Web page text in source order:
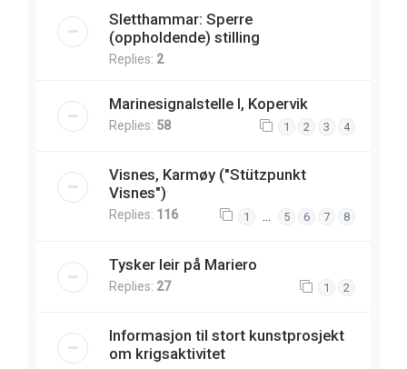
Sletthammar: Sperre
(oppholdende) stilling
Replies: 2
Marinesignalstelle I, Kopervik
Replies: 58 1 2 3 4
Visnes, Karmøy ("Stützpunkt
Visnes")
Replies: 116 1 5 6 7 8
Tysker leir på Mariero
Replies: 27 1 2
Informasjon til stort kunstprosjekt
om krigsaktivitet